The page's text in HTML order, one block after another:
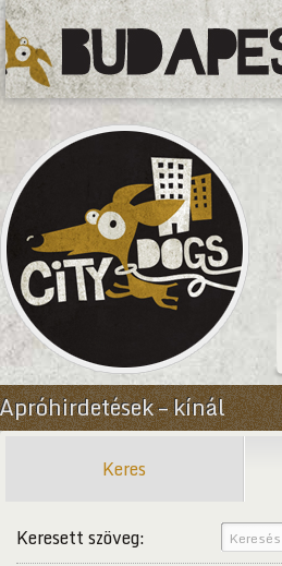
Apróhirdetések – kínál
Keres
Keresett szöveg: